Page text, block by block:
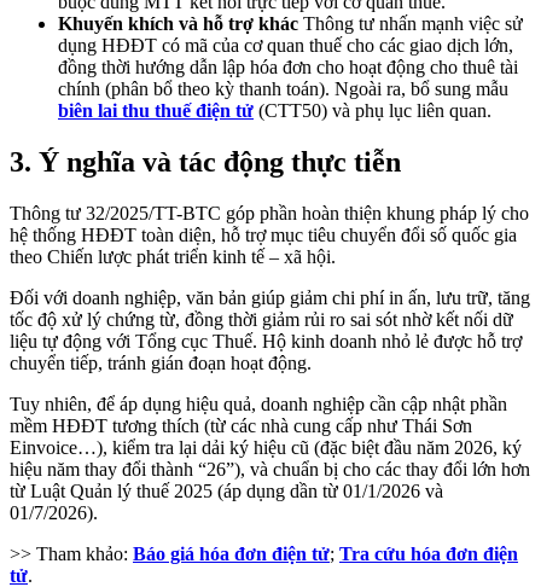
Khuyến khích và hỗ trợ khác Thông tư nhấn mạnh việc sử
dụng HĐĐT có mã của cơ quan thuế cho các giao dịch lớn,
đồng thời hướng dẫn lập hóa đơn cho hoạt động cho thuê tài
chính (phân bổ theo kỳ thanh toán). Ngoài ra, bổ sung mẫu
biên lai thu thuế điện tử (CTT50) và phụ lục liên quan.
3. Ý nghĩa và tác động thực tiễn
Thông tư 32/2025/TT-BTC góp phần hoàn thiện khung pháp lý cho
hệ thống HĐĐT toàn diện, hỗ trợ mục tiêu chuyển đổi số quốc gia
theo Chiến lược phát triển kinh tế – xã hội.
Đối với doanh nghiệp, văn bản giúp giảm chi phí in ấn, lưu trữ, tăng
tốc độ xử lý chứng từ, đồng thời giảm rủi ro sai sót nhờ kết nối dữ
liệu tự động với Tổng cục Thuế. Hộ kinh doanh nhỏ lẻ được hỗ trợ
chuyển tiếp, tránh gián đoạn hoạt động.
Tuy nhiên, để áp dụng hiệu quả, doanh nghiệp cần cập nhật phần
mềm HĐĐT tương thích (từ các nhà cung cấp như Thái Sơn
Einvoice…), kiểm tra lại dải ký hiệu cũ (đặc biệt đầu năm 2026, ký
hiệu năm thay đổi thành “26”), và chuẩn bị cho các thay đổi lớn hơn
từ Luật Quản lý thuế 2025 (áp dụng dần từ 01/1/2026 và
01/7/2026).
>> Tham khảo: Báo giá hóa đơn điện tử; Tra cứu hóa đơn điện
tử.